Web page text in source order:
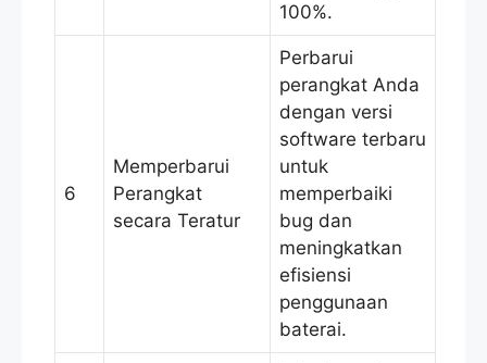
100%.
6
Memperbarui
Perangkat
secara Teratur
Perbarui
perangkat Anda
dengan versi
software terbaru
untuk
memperbaiki
bug dan
meningkatkan
efisiensi
penggunaan
baterai.